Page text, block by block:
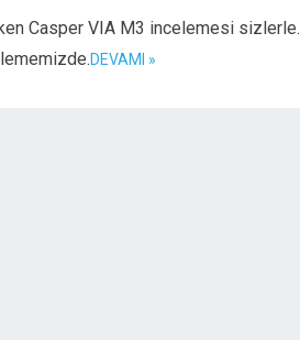
Casper VIA M3 incelemesi sizlerle.
DEVAMI »